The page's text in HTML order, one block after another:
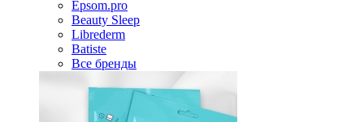
Epsom.pro
Beauty Sleep
Librederm
Batiste
Все бренды